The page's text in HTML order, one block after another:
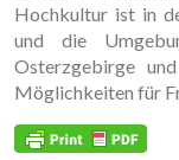
Hochkultur ist in
und die
Osterzgebirge
Möglichkeiten für